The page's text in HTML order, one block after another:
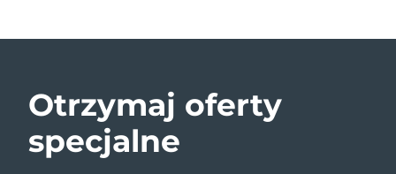
Otrzymaj oferty
specjalne